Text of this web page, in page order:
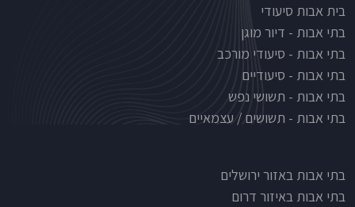
בית אבות סיעודי
בתי אבות - דיור מוגן
בתי אבות - סיעודי מורכב
בתי אבות - סיעודיים
בתי אבות - תשושי נפש
בתי אבות - תשושים / עצמאיים
בתי אבות לפי אזורים
בתי אבות באזור ירושלים
בתי אבות באיזור דרום